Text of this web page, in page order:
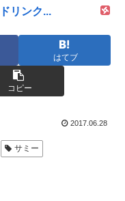
リンク...
はてブ
コピー
2017.06.28
サミー